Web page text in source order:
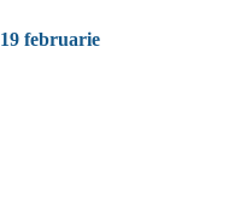
19 februarie